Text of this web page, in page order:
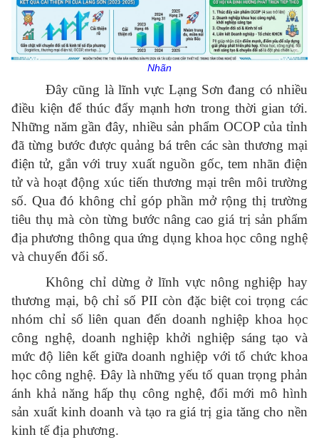
Nhãn
Đây cũng là lĩnh vực Lạng Sơn đang có nhiều
điều kiện để thúc đẩy mạnh hơn trong thời gian tới.
Những năm gần đây, nhiều sản phẩm OCOP của tỉnh
đã từng bước được quảng bá trên các sàn thương mại
điện tử, gắn với truy xuất nguồn gốc, tem nhãn điện
tử và hoạt động xúc tiến thương mại trên môi trường
số. Qua đó không chỉ góp phần mở rộng thị trường
tiêu thụ mà còn từng bước nâng cao giá trị sản phẩm
địa phương thông qua ứng dụng khoa học công nghệ
và chuyển đổi số.
Không chỉ dừng ở lĩnh vực nông nghiệp hay
thương mại, bộ chỉ số PII còn đặc biệt coi trọng các
nhóm chỉ số liên quan đến doanh nghiệp khoa học
công nghệ, doanh nghiệp khởi nghiệp sáng tạo và
mức độ liên kết giữa doanh nghiệp với tổ chức khoa
học công nghệ. Đây là những yếu tố quan trọng phản
ánh khả năng hấp thụ công nghệ, đổi mới mô hình
sản xuất kinh doanh và tạo ra giá trị gia tăng cho nền
kinh tế địa phương.